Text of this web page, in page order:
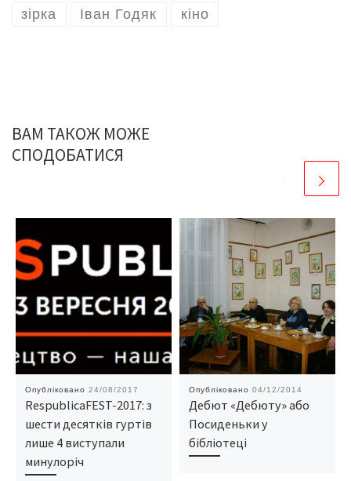
зірка Іван Годяк кіно
ВАМ ТАКОЖ МОЖЕ
СПОДОБАТИСЯ
Опубліковано 24/08/2017
RespublicaFEST-2017: з
шести десятків гуртів
лише 4 виступали
минулоріч
Опубліковано 04/12/2014
Дебют «Дебюту» або
Посиденьки у
бібліотеці